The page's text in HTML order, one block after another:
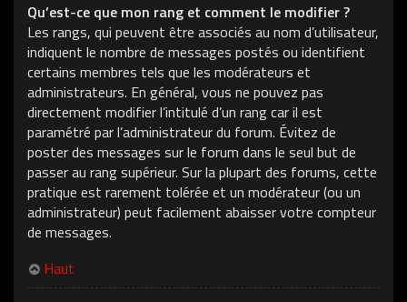
Qu’est-ce que mon rang et comment le modifier ?
Les rangs, qui peuvent être associés au nom d’utilisateur,
indiquent le nombre de messages postés ou identifient
certains membres tels que les modérateurs et
administrateurs. En général, vous ne pouvez pas
directement modifier l’intitulé d’un rang car il est
paramétré par l’administrateur du forum. Évitez de
poster des messages sur le forum dans le seul but de
passer au rang supérieur. Sur la plupart des forums, cette
pratique est rarement tolérée et un modérateur (ou un
administrateur) peut facilement abaisser votre compteur
de messages.
Haut